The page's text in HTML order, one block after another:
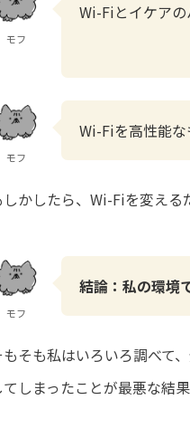
モフ
Wi-Fiとイケアの
モフ
Wi-Fiを高性能
しかしたら、Wi-Fiを変える
モフ
結論：私の環境
もそも私はいろいろ調べて
てしまったことが最悪な結